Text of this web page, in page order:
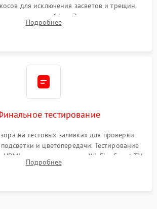
для исключения засветов и трещин.
шлейфов. Закрытие корпуса.
и обновление программного обеспечения.
Подробнее
тестирование
на тестовых заливках для проверки
и цветопередачи. Тестирование
HDMI, динамиков, модуля Wi-Fi и Smart TV
режиме в течение нескольких часов.
Подробнее